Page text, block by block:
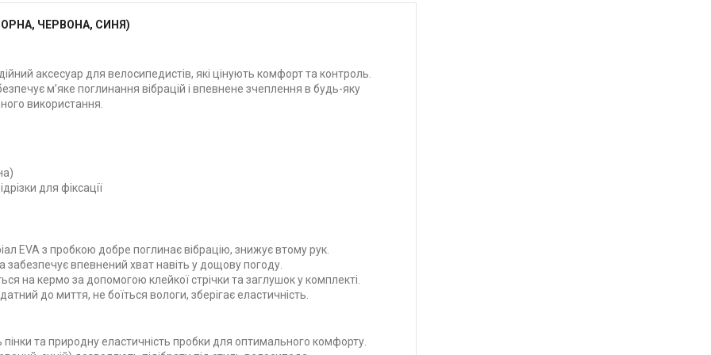
ЧЕРВОНА, СИНЯ)
аксесуар для велосипедистів, які цінують комфорт та контроль.
м’яке поглинання вібрацій і впевнене зчеплення в будь-яку
використання.
для фіксації
EVA з пробкою добре поглинає вібрацію, знижує втому рук.
забезпечує впевнений хват навіть у дощову погоду.
на кермо за допомогою клейкої стрічки та заглушок у комплекті.
до миття, не боїться вологи, зберігає еластичність.
пінки та природну еластичність пробки для оптимального комфорту.